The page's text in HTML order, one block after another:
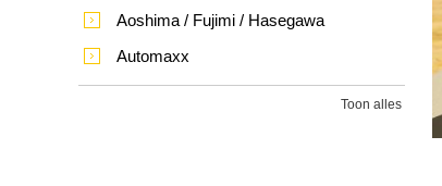
Aoshima / Fujimi / Hasegawa
Automaxx
Toon alles